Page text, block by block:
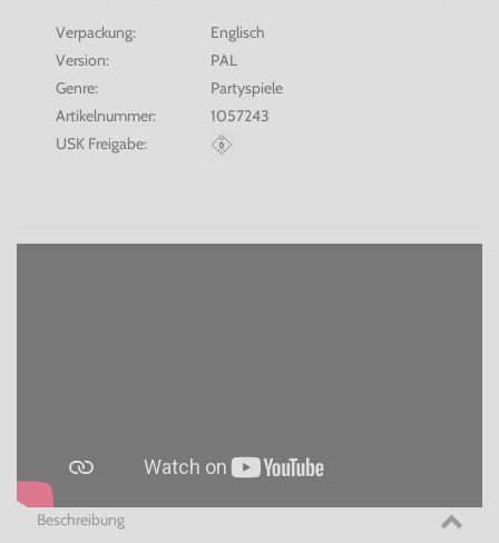
Verpackung:
Englisch
Version:
PAL
Genre:
Partyspiele
Artikelnummer:
1057243
USK Freigabe:
Beschreibung